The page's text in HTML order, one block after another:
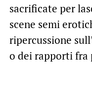
sacrificate per
scene semi
ripercussione
o dei rapporti fra